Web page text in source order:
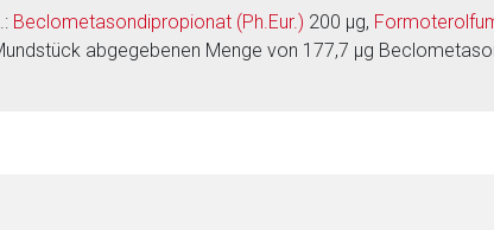
Beclometasondipropionat (Ph.Eur.) 200 µg,
abgegebenen Menge von 177,7 µg